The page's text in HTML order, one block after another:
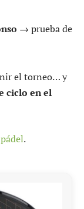
→ prueba de
el torneo… y
ciclo en el
.